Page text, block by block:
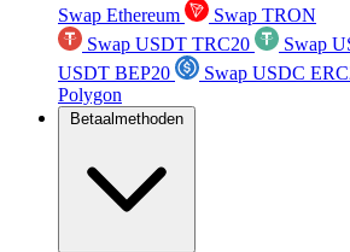
Swap Ethereum
Swap TRON
Swap USDT TRC20
Swap
USDT BEP20
Swap USDC
Polygon
Betaalmethoden